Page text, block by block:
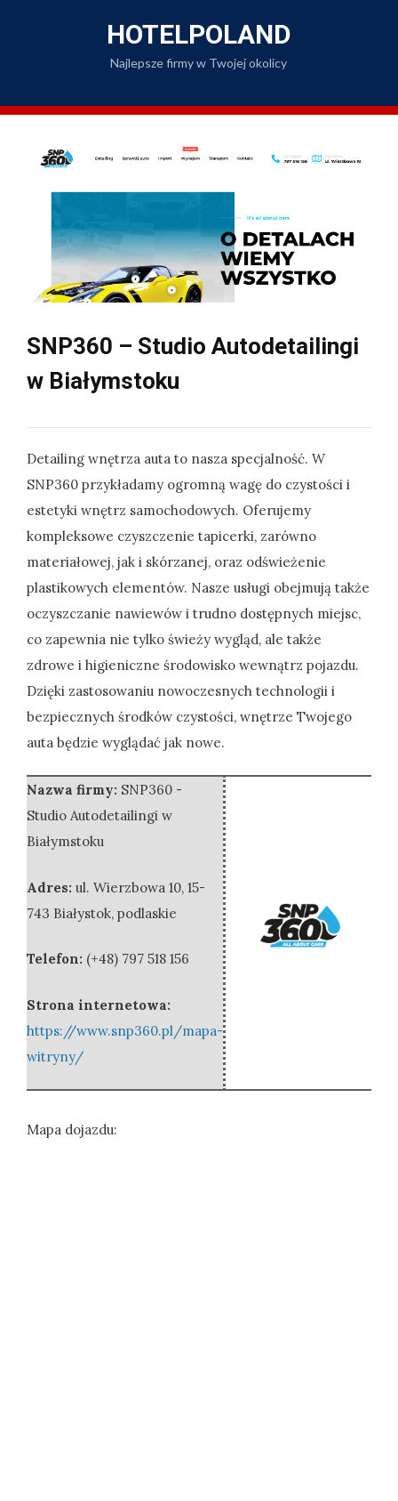
content
HOTELPOLAND
Najlepsze firmy w Twojej okolicy
SNP360 – Studio Autodetailingi
w Białymstoku
Detailing wnętrza auta to nasza specjalność. W
SNP360 przykładamy ogromną wagę do czystości i
estetyki wnętrz samochodowych. Oferujemy
kompleksowe czyszczenie tapicerki, zarówno
materiałowej, jak i skórzanej, oraz odświeżenie
plastikowych elementów. Nasze usługi obejmują także
oczyszczanie nawiewów i trudno dostępnych miejsc,
co zapewnia nie tylko świeży wygląd, ale także
zdrowe i higieniczne środowisko wewnątrz pojazdu.
Dzięki zastosowaniu nowoczesnych technologii i
bezpiecznych środków czystości, wnętrze Twojego
auta będzie wyglądać jak nowe.
Nazwa firmy: SNP360 -
Studio Autodetailingi w
Białymstoku
Adres: ul. Wierzbowa 10, 15-
743 Białystok, podlaskie
Telefon: (+48) 797 518 156
Strona internetowa:
https://www.snp360.pl/mapa-
witryny/
Mapa dojazdu: